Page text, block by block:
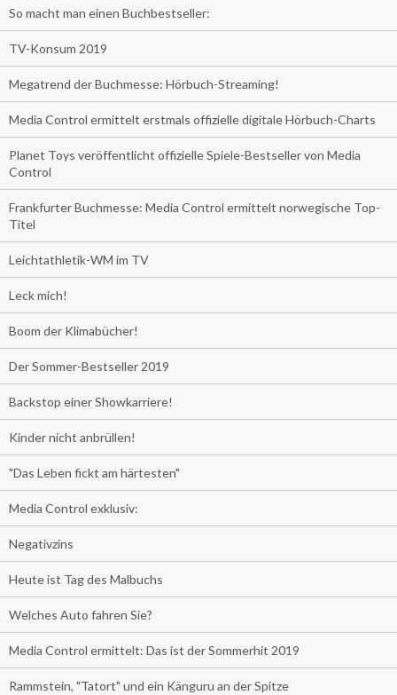
So macht man einen Buchbestseller:
TV-Konsum 2019
Megatrend der Buchmesse: Hörbuch-Streaming!
Media Control ermittelt erstmals offizielle digitale Hörbuch-Charts
Planet Toys veröffentlicht offizielle Spiele-Bestseller von Media
Control
Frankfurter Buchmesse: Media Control ermittelt norwegische Top-
Titel
Leichtathletik-WM im TV
Leck mich!
Boom der Klimabücher!
Der Sommer-Bestseller 2019
Backstop einer Showkarriere!
Kinder nicht anbrüllen!
"Das Leben fickt am härtesten"
Media Control exklusiv:
Negativzins
Heute ist Tag des Malbuchs
Welches Auto fahren Sie?
Media Control ermittelt: Das ist der Sommerhit 2019
Rammstein, "Tatort" und ein Känguru an der Spitze